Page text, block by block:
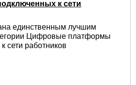
к сети
единственным лучшим
Цифровые платформы
сети работников